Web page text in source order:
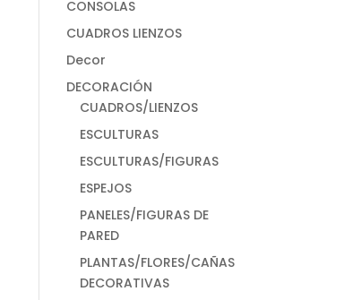
CONSOLAS
CUADROS LIENZOS
Decor
DECORACIÓN
CUADROS/LIENZOS
ESCULTURAS
ESCULTURAS/FIGURAS
ESPEJOS
PANELES/FIGURAS DE
PARED
PLANTAS/FLORES/CAÑAS
DECORATIVAS